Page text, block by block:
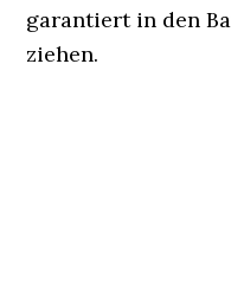
garantiert in den
ziehen.